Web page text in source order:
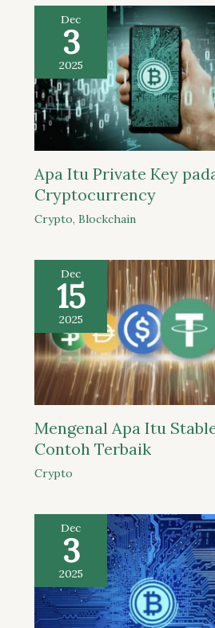
Dec
3
2025
Apa Itu Private Key
Cryptocurrency
Crypto, Blockchain
Dec
15
2025
Mengenal Apa Itu
Contoh Terbaik
Crypto
Dec
3
2025